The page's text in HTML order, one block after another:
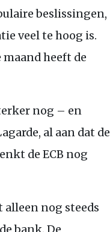
beslissingen,
veel te hoog is.
heeft de
nog – en
al aan dat de
de ECB nog
nog steeds